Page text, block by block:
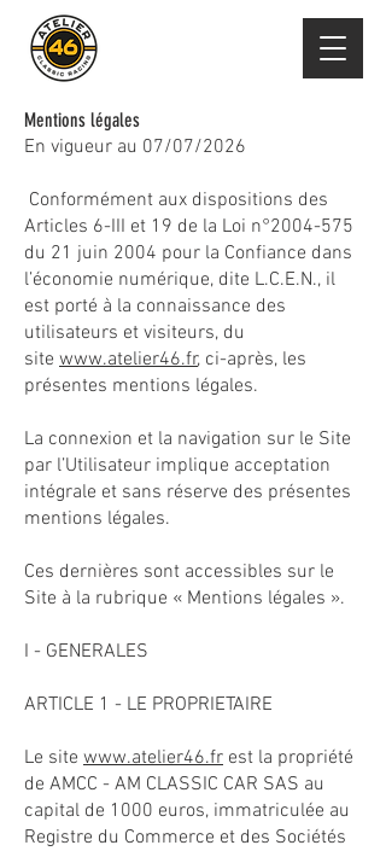
Mentions légales
En vigueur au 07/07/2026
Conformément aux dispositions des
Articles 6-III et 19 de la Loi n°2004-575
du 21 juin 2004 pour la Confiance dans
l’économie numérique, dite L.C.E.N., il
est porté à la connaissance des
utilisateurs et visiteurs, du
site www.atelier46.fr, ci-après, les
présentes mentions légales.
La connexion et la navigation sur le Site
par l’Utilisateur implique acceptation
intégrale et sans réserve des présentes
mentions légales.
Ces dernières sont accessibles sur le
Site à la rubrique « Mentions légales ».
I - GENERALES
ARTICLE 1 - LE PROPRIETAIRE
​Le site www.atelier46.fr est la propriété
de AMCC - AM CLASSIC CAR SAS au
capital de 1000 euros, immatriculée au
Registre du Commerce et des Sociétés